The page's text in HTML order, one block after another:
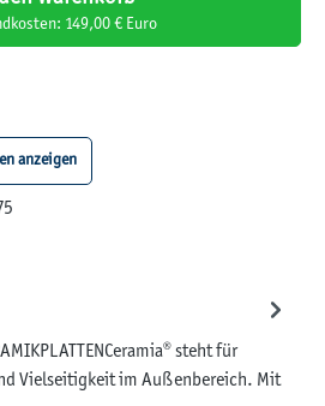
Versandkosten: 149,00 € Euro
anzeigen
steht für
Vielseitigkeit im Außenbereich. Mit